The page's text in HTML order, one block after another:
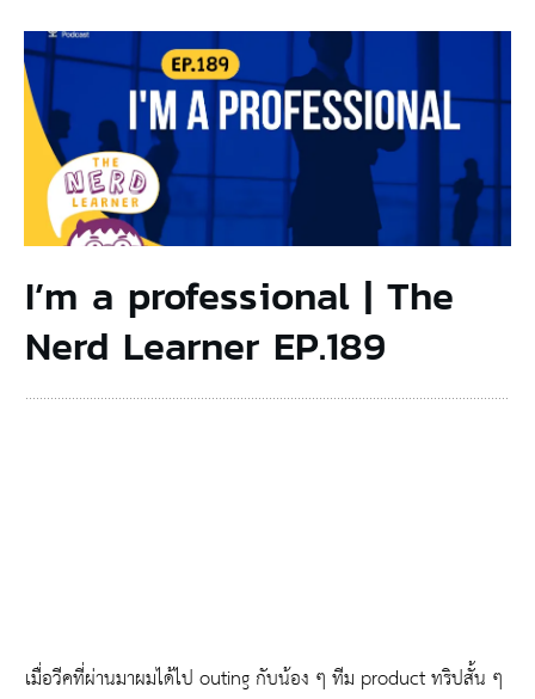
I’m a professional | The
Nerd Learner EP.189
เมื่อวีคที่ผ่านมาผมได้ไป outing กับน้อง ๆ ทีม product ทริปสั้น ๆ